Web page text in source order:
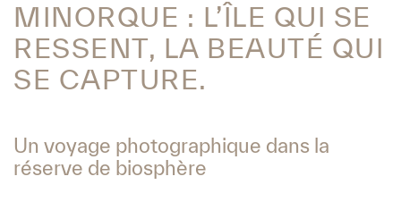
MINORQUE : L’ÎLE QUI SE
RESSENT, LA BEAUTÉ QUI
SE CAPTURE.
Un voyage photographique dans la
réserve de biosphère